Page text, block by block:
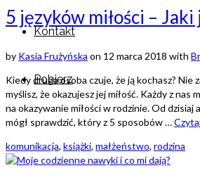
Kontakt
Pobierz
5 języków miłości –
by Kasia Frużyńska on 12 marca 2018 with
Kiedy druga osoba czuje, że ją kochasz? Nie
myślisz, że okazujesz jej miłość. Każdy z nas
na okazywanie miłości w rodzinie. Od dzisiaj
mógł sprawdzić, który z 5 sposobów …
komunikacja, książki, małżeństwo, rodzina